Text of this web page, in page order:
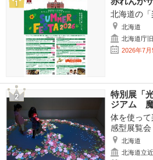
北海道の
北海道
北海道庁
2026年7
特別展「
ジアム 魔
体を使っ
感型展覧会
北海道
北海道立